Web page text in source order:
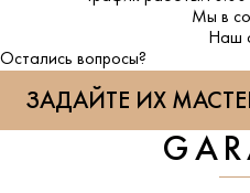
Мы в
Наш
Остались вопросы?
ЗАДАЙТЕ ИХ